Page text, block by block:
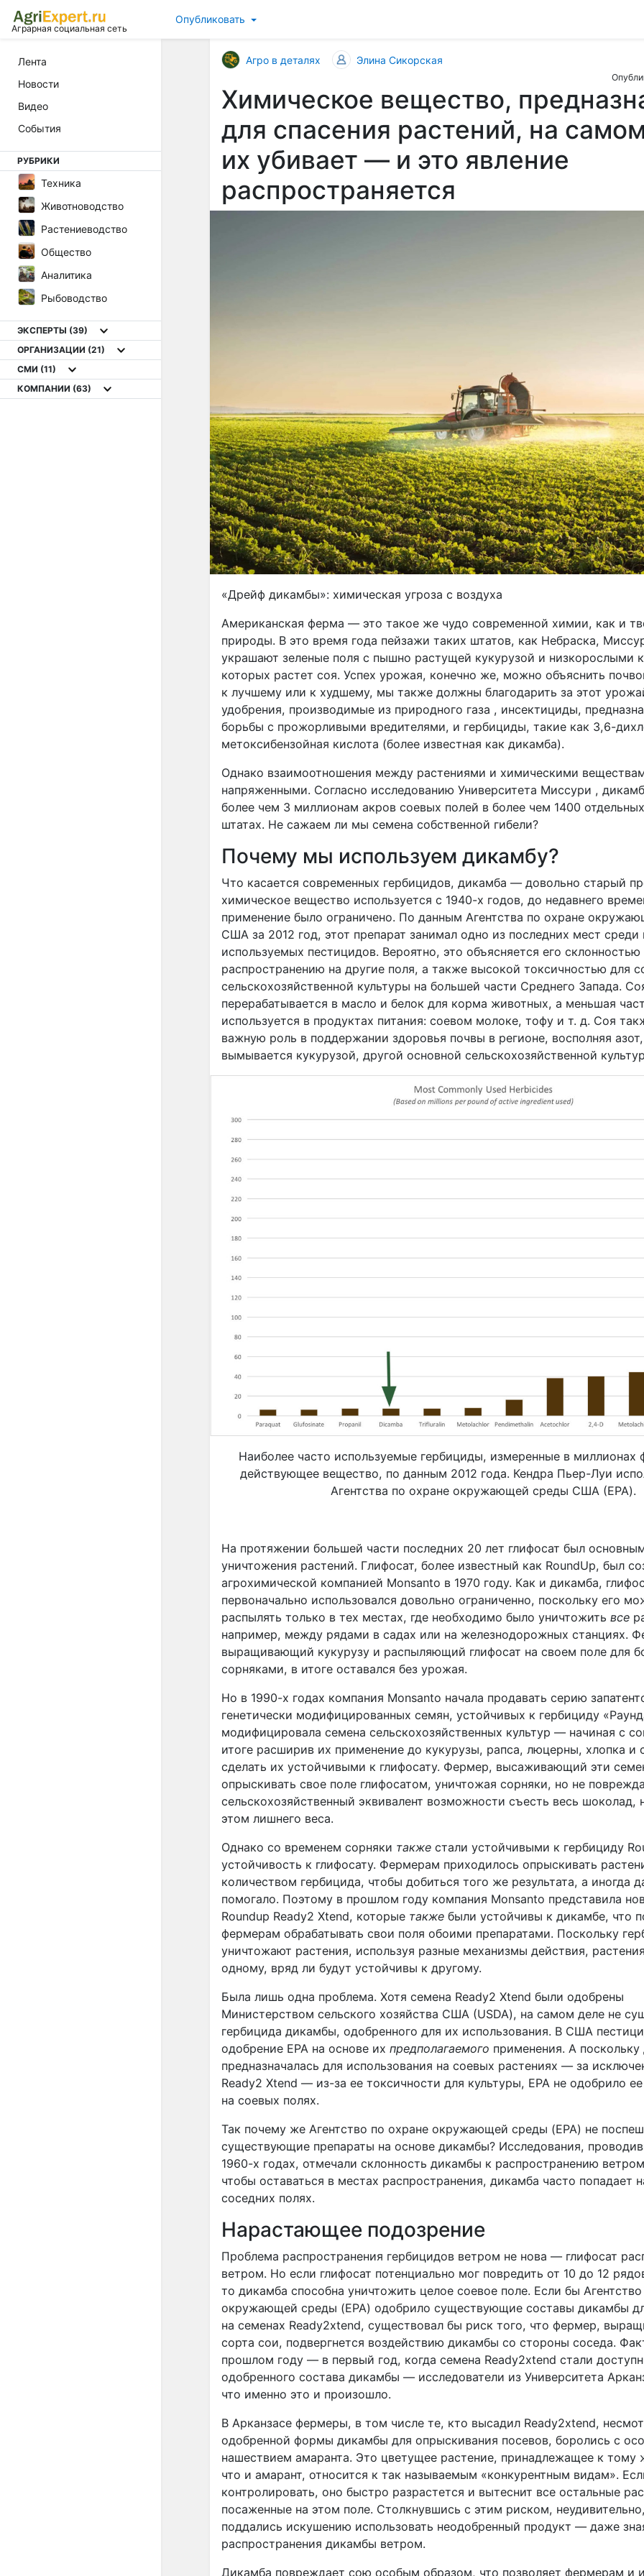
Аграрная социальная сеть
Опубликовать
Лента
Новости
Видео
События
РУБРИКИ
Техника
Животноводство
Растениеводство
Общество
Аналитика
Рыбоводство
ЭКСПЕРТЫ (39)
ОРГАНИЗАЦИИ (21)
СМИ (11)
КОМПАНИИ (63)
Агро в деталях Элина Сикорская
Химическое вещество,
для спасения растений, на
их убивает — и это явление
распространяется
«Дрейф дикамбы»: химическая угроза с воздуха
Американская ферма — это такое же чудо современной химии, как и
природы. В это время года пейзажи таких штатов, как Небраска,
украшают зеленые поля с пышно растущей кукурузой и низкорослыми
которых растет соя. Успех урожая, конечно же, можно объяснить
к лучшему или к худшему, мы также должны благодарить за этот
удобрения, производимые из природного газа , инсектициды,
борьбы с прожорливыми вредителями, и гербициды, такие как 3,6-
метоксибензойная кислота (более известная как дикамба).
Однако взаимоотношения между растениями и химическими
напряженными. Согласно исследованию Университета Миссури ,
более чем 3 миллионам акров соевых полей в более чем 1400
штатах. Не сажаем ли мы семена собственной гибели?
Почему мы используем дикамбу?
Что касается современных гербицидов, дикамба — довольно старый
химическое вещество используется с 1940-х годов, до недавнего
применение было ограничено. По данным Агентства по охране
США за 2012 год, этот препарат занимал одно из последних мест среди
используемых пестицидов. Вероятно, это объясняется его склонностью
распространению на другие поля, а также высокой токсичностью для
сельскохозяйственной культуры на большей части Среднего Запада.
перерабатывается в масло и белок для корма животных, а меньшая
используется в продуктах питания: соевом молоке, тофу и т. д. Соя
важную роль в поддержании здоровья почвы в регионе, восполняя
вымывается кукурузой, другой основной сельскохозяйственной
Наиболее часто используемые гербициды, измеренные в миллионах
действующее вещество, по данным 2012 года. Кендра Пьер-Луи
Агентства по охране окружающей среды США (EPA).
На протяжении большей части последних 20 лет глифосат был
уничтожения растений. Глифосат, более известный как RoundUp, был
агрохимической компанией Monsanto в 1970 году. Как и дикамба,
первоначально использовался довольно ограниченно, поскольку его
распылять только в тех местах, где необходимо было уничтожить все
например, между рядами в садах или на железнодорожных станциях.
выращивающий кукурузу и распыляющий глифосат на своем поле для
сорняками, в итоге оставался без урожая.
Но в 1990-х годах компания Monsanto начала продавать серию
генетически модифицированных семян, устойчивых к гербициду
модифицировала семена сельскохозяйственных культур — начиная с
итоге расширив их применение до кукурузы, рапса, люцерны, хлопка и
сделать их устойчивыми к глифосату. Фермер, высаживающий эти
опрыскивать свое поле глифосатом, уничтожая сорняки, но не
сельскохозяйственный эквивалент возможности съесть весь шоколад,
этом лишнего веса.
Однако со временем сорняки также стали устойчивыми к гербициду
устойчивость к глифосату. Фермерам приходилось опрыскивать
количеством гербицида, чтобы добиться того же результата, а иногда
помогало. Поэтому в прошлом году компания Monsanto представила
Roundup Ready2 Xtend, которые также были устойчивы к дикамбе, что
фермерам обрабатывать свои поля обоими препаратами. Поскольку
уничтожают растения, используя разные механизмы действия,
одному, вряд ли будут устойчивы к другому.
Была лишь одна проблема. Хотя семена Ready2 Xtend были одобрены
Министерством сельского хозяйства США (USDA), на самом деле не
гербицида дикамбы, одобренного для их использования. В США
одобрение EPA на основе их предполагаемого применения. А
предназначалась для использования на соевых растениях — за
Ready2 Xtend — из-за ее токсичности для культуры, EPA не одобрило
на соевых полях.
Так почему же Агентство по охране окружающей среды (EPA) не
существующие препараты на основе дикамбы? Исследования,
1960-х годах, отмечали склонность дикамбы к распространению
чтобы оставаться в местах распространения, дикамба часто попадает
соседних полях.
Нарастающее подозрение
Проблема распространения гербицидов ветром не нова — глифосат
ветром. Но если глифосат потенциально мог повредить от 10 до 12
то дикамба способна уничтожить целое соевое поле. Если бы
окружающей среды (EPA) одобрило существующие составы дикамбы
на семенах Ready2xtend, существовал бы риск того, что фермер,
сорта сои, подвергнется воздействию дикамбы со стороны соседа.
прошлом году — в первый год, когда семена Ready2xtend стали
одобренного состава дикамбы — исследователи из Университета
что именно это и произошло.
В Арканзасе фермеры, в том числе те, кто высадил Ready2xtend,
одобренной формы дикамбы для опрыскивания посевов, боролись с
нашествием амаранта. Это цветущее растение, принадлежащее к тому
что и амарант, относится к так называемым «конкурентным видам».
контролировать, оно быстро разрастется и вытеснит все остальные
посаженные на этом поле. Столкнувшись с этим риском,
поддались искушению использовать неодобренный продукт — даже
распространения дикамбы ветром.
Дикамба повреждает сою особым образом, что позволяет фермерам и